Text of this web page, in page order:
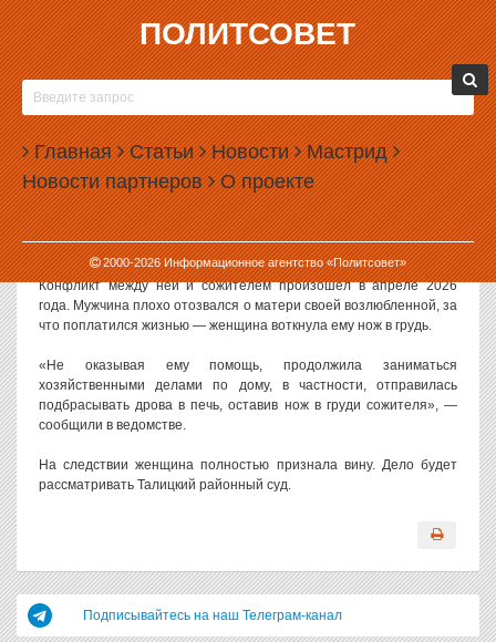
ПОЛИТСОВЕТ
Главная Статьи Новости Мастрид
Новости партнеров О проекте
2000-2026Информационное агентство «Политсовет»
08.06.2026, 10:35
НА УРАЛЕ ЖЕНЩИНА ВОТКНУЛА НОЖ В
СОЖИТЕЛЯ И ПОШЛА ТОПИТЬ ПЕЧЬ
В Свердловской области будут судить женщину, которая
зарезала своего сожителя и как ни в чем ни бывало продолжила
заниматься домашними делами.
Как сообщили в пресс-службе областной прокуратуры, в убийстве
обвиняют жительницу поселка Троицкий Талицкого района.
Конфликт между ней и сожителем произошёл в апреле 2026
года. Мужчина плохо отозвался о матери своей возлюбленной, за
что поплатился жизнью — женщина воткнула ему нож в грудь.
«Не оказывая ему помощь, продолжила заниматься
хозяйственными делами по дому, в частности, отправилась
подбрасывать дрова в печь, оставив нож в груди сожителя», —
сообщили в ведомстве.
На следствии женщина полностью признала вину. Дело будет
рассматривать Талицкий районный суд.
Подписывайтесь на наш Телеграм-канал